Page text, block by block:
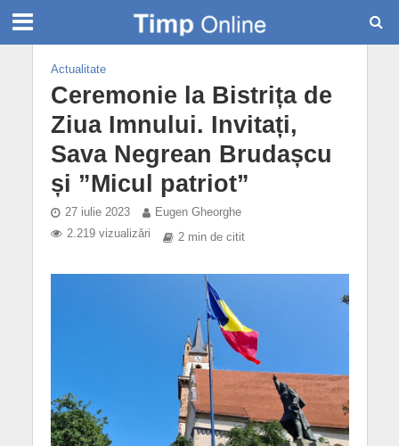
Actualitate
Ceremonie la Bistrița de
Ziua Imnului. Invitați,
Sava Negrean Brudașcu
și ”Micul patriot”
27 iulie 2023
Eugen Gheorghe
2.219 vizualizări
2 min de citit